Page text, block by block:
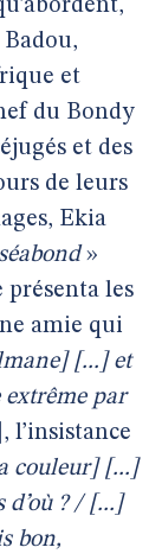
et
du Bondy
et des
de leurs
Ekia
»
présenta les
amie qui
[...] et
extrême par
, l’insistance
couleur] [...]
? / [...]
bon,